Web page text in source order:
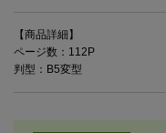
【商品詳細】
ページ数：112P
判型：B5変型